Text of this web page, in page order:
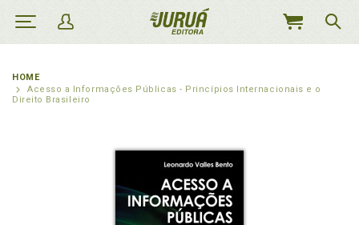
MEU
HOME
Acesso a Informações Públicas - Princípios Internacionais e o
Direito Brasileiro